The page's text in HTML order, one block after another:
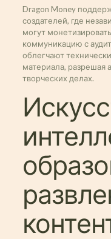
Dragon Money
создателей, где
могут
коммуникацию с
облегчают
материала, разрешая
творческих делах.